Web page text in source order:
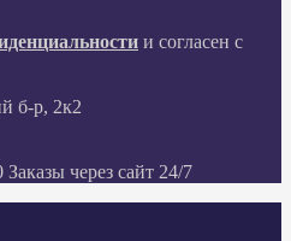
и согласен с
б-р, 2к2
через сайт 24/7